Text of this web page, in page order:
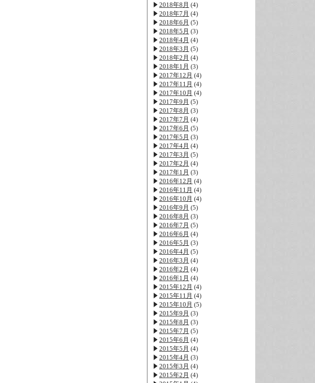
2018年8月 (4)
2018年7月 (4)
2018年6月 (5)
2018年5月 (3)
2018年4月 (4)
2018年3月 (5)
2018年2月 (4)
2018年1月 (3)
2017年12月 (4)
2017年11月 (4)
2017年10月 (4)
2017年9月 (5)
2017年8月 (3)
2017年7月 (4)
2017年6月 (5)
2017年5月 (3)
2017年4月 (4)
2017年3月 (5)
2017年2月 (4)
2017年1月 (3)
2016年12月 (4)
2016年11月 (4)
2016年10月 (4)
2016年9月 (5)
2016年8月 (3)
2016年7月 (5)
2016年6月 (4)
2016年5月 (3)
2016年4月 (5)
2016年3月 (4)
2016年2月 (4)
2016年1月 (4)
2015年12月 (4)
2015年11月 (4)
2015年10月 (5)
2015年9月 (3)
2015年8月 (3)
2015年7月 (5)
2015年6月 (4)
2015年5月 (4)
2015年4月 (3)
2015年3月 (4)
2015年2月 (4)